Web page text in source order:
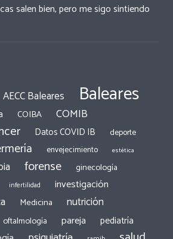
salen bien, pero me sigo sintiendo
AECC Baleares Baleares
COIBA COMIB
Datos COVID IB
deporte
envejecimiento estética
forense ginecología
infertilidad investigación
Medicina nutrición
oftalmología pareja pediatría